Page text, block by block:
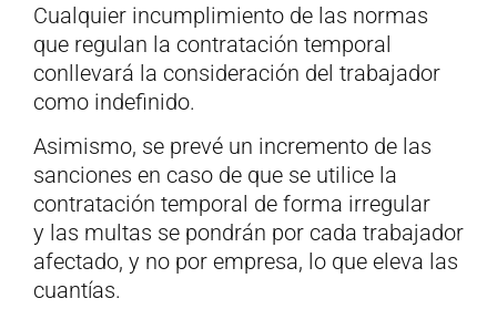
Cualquier incumplimiento de las normas
que regulan la contratación temporal
conllevará la consideración del trabajador
como indefinido.
Asimismo, se prevé un incremento de las
sanciones en caso de que se utilice la
contratación temporal de forma irregular
y las multas se pondrán por cada trabajador
afectado, y no por empresa, lo que eleva las
cuantías.